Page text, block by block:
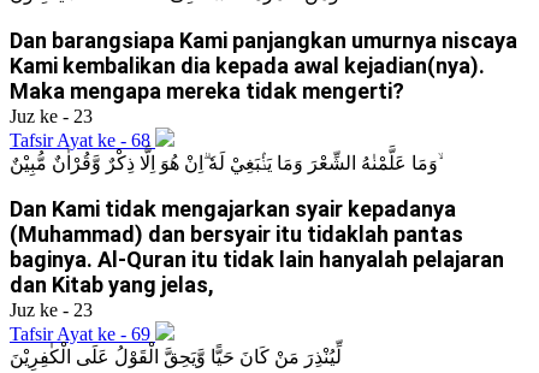
Dan barangsiapa Kami panjangkan umurnya niscaya
Kami kembalikan dia kepada awal kejadian(nya).
Maka mengapa mereka tidak mengerti?
Juz ke - 23
Tafsir Ayat ke - 68
وَمَا عَلَّمْنٰهُ الشِّعْرَ وَمَا يَنْۢبَغِيْ لَهٗ ۗاِنْ هُوَ اِلَّا ذِكْرٌ وَّقُرْاٰنٌ مُّبِيْنٌ ۙ
Dan Kami tidak mengajarkan syair kepadanya
(Muhammad) dan bersyair itu tidaklah pantas
baginya. Al-Quran itu tidak lain hanyalah pelajaran
dan Kitab yang jelas,
Juz ke - 23
Tafsir Ayat ke - 69
لِّيُنْذِرَ مَنْ كَانَ حَيًّا وَّيَحِقَّ الْقَوْلُ عَلَى الْكٰفِرِيْنَ